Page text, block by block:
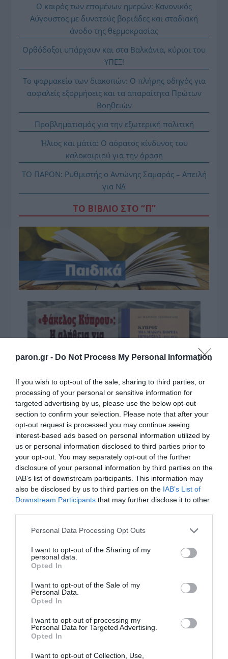
paron.gr - Do Not Process My Personal Information
If you wish to opt-out of the sale, sharing to third parties, or
processing of your personal or sensitive information for
targeted advertising by us, please use the below opt-out
section to confirm your selection. Please note that after your
opt-out request is processed you may continue seeing
interest-based ads based on personal information utilized by
us or personal information disclosed to third parties prior to
your opt-out. You may separately opt-out of the further
disclosure of your personal information by third parties on the
IAB’s list of downstream participants. This information may
also be disclosed by us to third parties on the IAB’s List of
Downstream Participants that may further disclose it to other
Please note that this website/app uses one or more Google
not limited to your visit or usage behaviour. You may click to
grant or deny consent to Google and its third-party tags to
use your data for below specified purposes in below Google
consent section.
Personal Data Processing Opt Outs
I want to opt-out of the Sharing of my
personal data.
Opted In
I want to opt-out of the Sale of my
Personal Data.
Opted In
I want to opt-out of processing my
Personal Data for Targeted Advertising.
Opted In
I want to opt-out of Collection, Use,
Ο καιρός των επομένων ημερών: Κανονικός
Αύγουστος με δυνατούς βοριάδες και σταδιακή
άνοδο της θερμοκρασίας
Ορθόδοξοι υπάρχουν και στα Βαλκάνια, κύριοι του
ΥΠΕΞ!
Το φαρμακείο των διακοπών: Ο πλήρης οδηγός για
ασφαλείς εξορμήσεις και τα απαραίτητα Πρώτων
Βοηθειών
Προβληματισμός για την εξωτερική πολιτική
Ήλιος και μάτια: Ο αόρατος κίνδυνος του
καλοκαιριού για την όραση
ΤΟ ΠΑΡΟΝ: Ρυθμιστής ο Αντώνης Σαμαράς – Απειλή
για ΝΔ
ΤΟ ΒΙΒΛΙΟ ΣΤΟ “Π”